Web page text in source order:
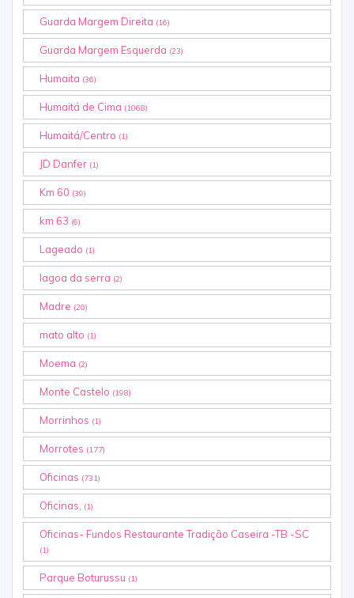
Guarda Margem Direita (16)
Guarda Margem Esquerda (23)
Humaita (36)
Humaitá de Cima (1068)
Humaitá/Centro (1)
JD Danfer (1)
Km 60 (39)
km 63 (6)
Lageado (1)
lagoa da serra (2)
Madre (20)
mato alto (1)
Moema (2)
Monte Castelo (198)
Morrinhos (1)
Morrotes (177)
Oficinas (731)
Oficinas, (1)
Oficinas- Fundos Restaurante Tradição Caseira -TB -SC
(1)
Parque Boturussu (1)